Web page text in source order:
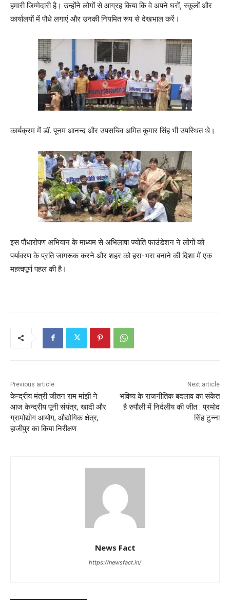
हमारी जिम्मेदारी है। उन्होंने लोगों से आग्रह किया कि वे अपने घरों, स्कूलों और
कार्यालयों में पौधे लगाएं और उनकी नियमित रूप से देखभाल करें।
कार्यक्रम में डॉ. पूनम आनन्द और उपसचिव अमित कुमार सिंह भी उपस्थित थे।
इस पौधारोपण अभियान के माध्यम से अभिलाषा ज्योति फाउंडेशन ने लोगों को
पर्यावरण के प्रति जागरूक करने और शहर को हरा-भरा बनाने की दिशा में एक
महत्वपूर्ण पहल की है।
Previous article
केन्द्रीय मंत्री जीतन राम मांझी ने
आज केन्द्रीय पूनी संयंत्र, खादी और
ग्रामोद्योग आयोग, औद्योगिक क्षेत्र,
हाजीपुर का किया निरीक्षण
Next article
भविष्य के राजनीतिक बदलाव का संकेत
है रुपौली में निर्दलीय की जीत : प्रमोद
सिंह टुन्ना
News Fact
https://newsfact.in/